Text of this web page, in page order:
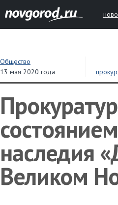
Общество
13 мая 2020 года
наследия
Великом